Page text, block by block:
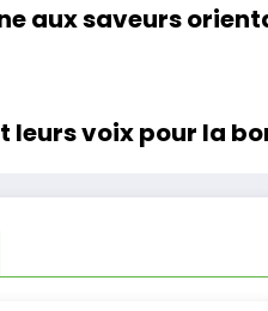
aux saveurs
leurs voix pour la